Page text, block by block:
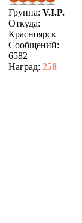
Группа: V.I.P.
Откуда:
Красноярск
Сообщений:
6582
Наград: 258